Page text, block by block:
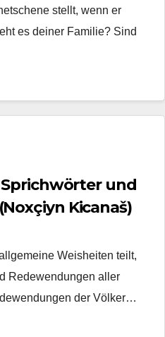
stellt, wenn er
es deiner Familie? Sind
und
Kicanaš)
Weisheiten teilt,
Redewendungen aller
der Völker…